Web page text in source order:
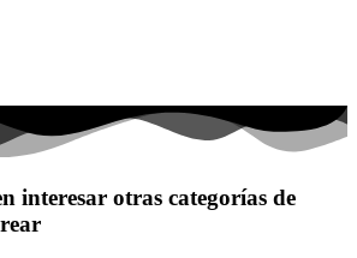
interesar otras categorías de